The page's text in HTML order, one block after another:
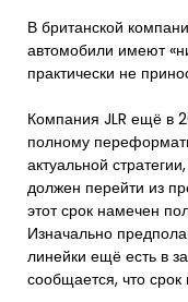
В британской
автомобили имеют
практически не
Компания JLR ещё в
полному
актуальной
должен перейти из
этот срок намечен
Изначально
линейки ещё есть в
сообщается, что срок